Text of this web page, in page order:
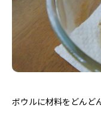
ボウルに材料をどんど